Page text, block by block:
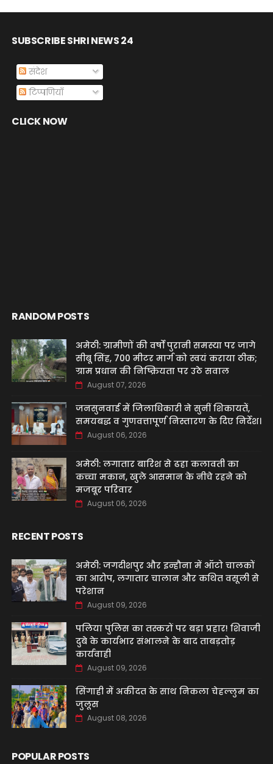
SUBSCRIBE SHRI NEWS 24
संदेश
टिप्पणियाँ
CLICK NOW
RANDOM POSTS
अमेठी: ग्रामीणों की वर्षों पुरानी समस्या पर जागे
सीबू सिंह, 700 मीटर मार्ग को स्वयं कराया ठीक;
ग्राम प्रधान की निष्क्रियता पर उठे सवाल
August 07, 2026
जनसुनवाई में जिलाधिकारी ने सुनीं शिकायतें,
समयबद्ध व गुणवत्तापूर्ण निस्तारण के दिए निर्देश।
August 06, 2026
अमेठी: लगातार बारिश से ढहा कलावती का
कच्चा मकान, खुले आसमान के नीचे रहने को
मजबूर परिवार
August 06, 2026
RECENT POSTS
अमेठी: जगदीशपुर और इन्हौना में ऑटो चालकों
का आरोप, लगातार चालान और कथित वसूली से
परेशान
August 09, 2026
पलिया पुलिस का तस्करों पर बड़ा प्रहार! शिवाजी
दुबे के कार्यभार संभालने के बाद ताबड़तोड़
कार्यवाही
August 09, 2026
सिंगाही में अकीदत के साथ निकला चेहल्लुम का
जुलूस
August 08, 2026
POPULAR POSTS